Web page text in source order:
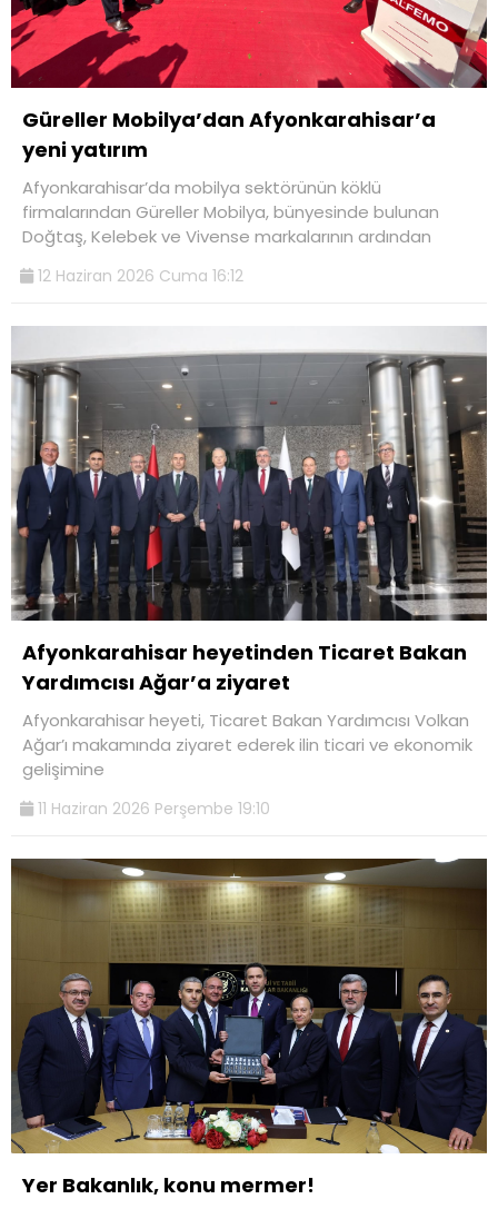
Güreller Mobilya’dan Afyonkarahisar’a
yeni yatırım
Afyonkarahisar’da mobilya sektörünün köklü
firmalarından Güreller Mobilya, bünyesinde bulunan
Doğtaş, Kelebek ve Vivense markalarının ardından
12 Haziran 2026 Cuma 16:12
Afyonkarahisar heyetinden Ticaret Bakan
Yardımcısı Ağar’a ziyaret
Afyonkarahisar heyeti, Ticaret Bakan Yardımcısı Volkan
Ağar’ı makamında ziyaret ederek ilin ticari ve ekonomik
gelişimine
11 Haziran 2026 Perşembe 19:10
Yer Bakanlık, konu mermer!